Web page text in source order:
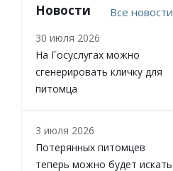
Новости Все новости
30 июля 2026
На Госуслугах можно
сгенерировать кличку для
питомца
3 июля 2026
Потерянных питомцев
теперь можно будет искать